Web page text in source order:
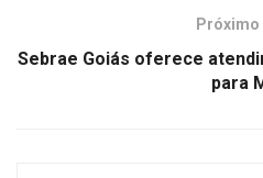
Próximo
Sebrae Goiás oferece
para